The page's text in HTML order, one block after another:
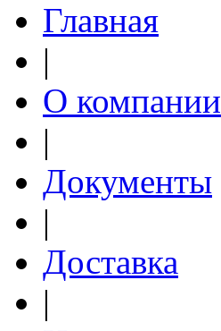
Главная
|
О компании
|
Документы
|
Доставка
|